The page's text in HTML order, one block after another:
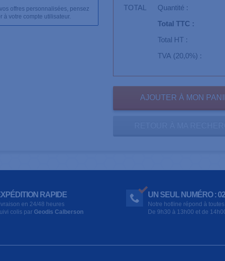
offres personnalisées, pensez
à votre compte utilisateur.
TOTAL Quantité :
Total TTC :
Total HT :
TVA (20,0%) :
RAPIDE
en 24/48 heures
colis par Geodis Calberson
UN SEUL NUMÉRO :
Notre hotline répond à
De 9h30 à 13h00 et de